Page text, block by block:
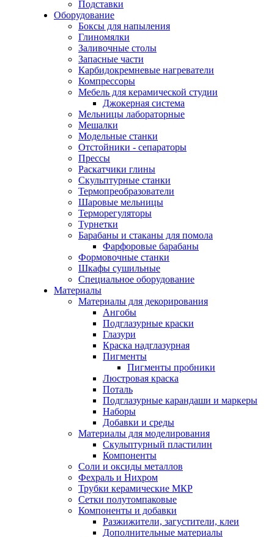
Подставки
Оборудование
Боксы для напыления
Глиномялки
Заливочные столы
Запасные части
Карбидокремневые нагреватели
Компрессоры
Мебель для керамической студии
Джокерная система
Мельницы лабораторные
Мешалки
Модельные станки
Отстойники - сепараторы
Прессы
Раскатчики глины
Скульптурные станки
Термопреобразователи
Шаровые мельницы
Терморегуляторы
Турнетки
Барабаны и стаканы для помола
Фарфоровые барабаны
Формовочные станки
Шкафы сушильные
Специальное оборудование
Материалы
Материалы для декорирования
Ангобы
Подглазурные краски
Глазури
Краска надглазурная
Пигменты
Пигменты пробники
Люстровая краска
Поталь
Подглазурные карандаши и маркеры
Наборы
Добавки и среды
Материалы для моделирования
Скульптурный пластилин
Компоненты
Соли и оксиды металлов
Фехраль и Нихром
Трубки керамические МКР
Сетки полутомпаковые
Компоненты и добавки
Разжижители, загустители, клеи
Дополнительные материалы